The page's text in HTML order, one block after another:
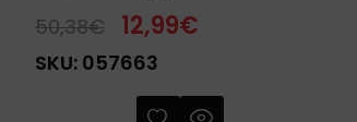
50,38€ 12,99€
SKU: 057663